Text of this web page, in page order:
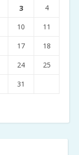
3 4
10 11
17 18
24 25
31